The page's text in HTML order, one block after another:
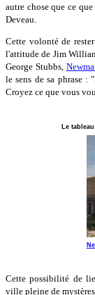
autre chose que ce
Deveau.
Cette volonté de
l'attitude de Jim
George Stubbs,
le sens de sa phrase :
Croyez ce que vous
Le
Cette possibilité de
ville pleine de